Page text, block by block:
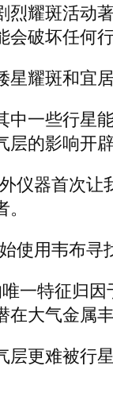
烈耀斑活动
破坏任何
星耀斑和宜
中一些行星
的影响开辟
仪器首次让
使用韦布
一特征归
在大气金属
层更难被行